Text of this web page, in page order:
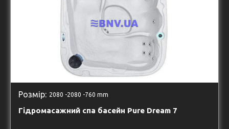
Розмір: 2080 -2080 -760 mm
Гідромасажний спа басейн Pure Dream 7